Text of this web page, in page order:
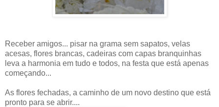
Receber amigos... pisar na grama sem sapatos, velas
acesas, flores brancas, cadeiras com capas branquinhas
leva a harmonia em tudo e todos, na festa que está apenas
começando...
As flores fechadas, a caminho de um novo destino que está
pronto para se abrir....